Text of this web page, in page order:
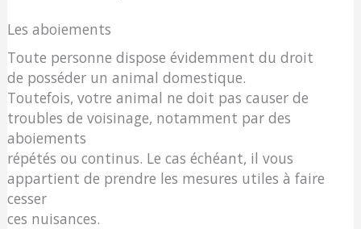
Les aboiements
Toute personne dispose évidemment du droit
de posséder un animal domestique.
Toutefois, votre animal ne doit pas causer de
troubles de voisinage, notamment par des
aboiements
répétés ou continus. Le cas échéant, il vous
appartient de prendre les mesures utiles à faire
cesser
ces nuisances.